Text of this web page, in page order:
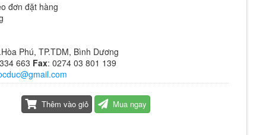
đơn đặt hàng
Phú, TP.TDM, Bình Dương
663 Fax: 0274 03 801 139
Thêm vào giỏ Mua ngay